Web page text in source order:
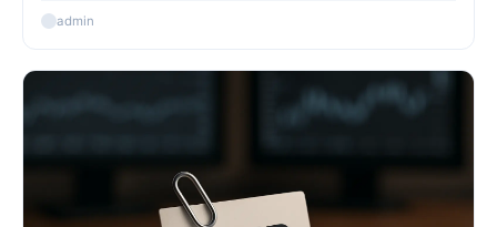
admin